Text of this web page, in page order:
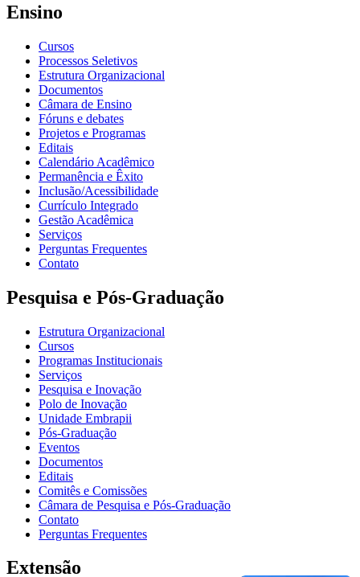
Ensino
Cursos
Processos Seletivos
Estrutura Organizacional
Documentos
Câmara de Ensino
Fóruns e debates
Projetos e Programas
Editais
Calendário Acadêmico
Permanência e Êxito
Inclusão/Acessibilidade
Currículo Integrado
Gestão Acadêmica
Serviços
Perguntas Frequentes
Contato
Pesquisa e Pós-Graduação
Estrutura Organizacional
Cursos
Programas Institucionais
Serviços
Pesquisa e Inovação
Polo de Inovação
Unidade Embrapii
Pós-Graduação
Eventos
Documentos
Editais
Comitês e Comissões
Câmara de Pesquisa e Pós-Graduação
Contato
Perguntas Frequentes
Extensão